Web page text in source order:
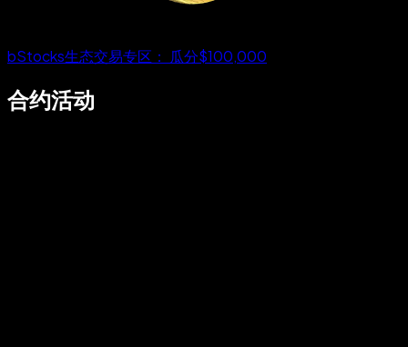
bStocks生态交易专区： 瓜分$100,000
合约活动